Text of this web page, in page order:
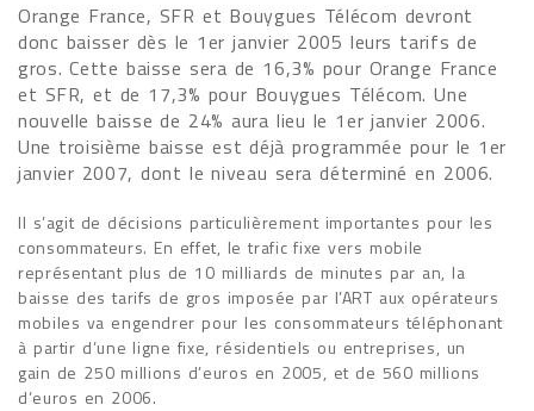
Orange France, SFR et Bouygues Télécom devront
donc baisser dès le 1er janvier 2005 leurs tarifs de
gros. Cette baisse sera de 16,3% pour Orange France
et SFR, et de 17,3% pour Bouygues Télécom. Une
nouvelle baisse de 24% aura lieu le 1er janvier 2006.
Une troisième baisse est déjà programmée pour le 1er
janvier 2007, dont le niveau sera déterminé en 2006.
Il s’agit de décisions particulièrement importantes pour les
consommateurs. En effet, le trafic fixe vers mobile
représentant plus de 10 milliards de minutes par an, la
baisse des tarifs de gros imposée par l’ART aux opérateurs
mobiles va engendrer pour les consommateurs téléphonant
à partir d’une ligne fixe, résidentiels ou entreprises, un
gain de 250 millions d’euros en 2005, et de 560 millions
d’euros en 2006.